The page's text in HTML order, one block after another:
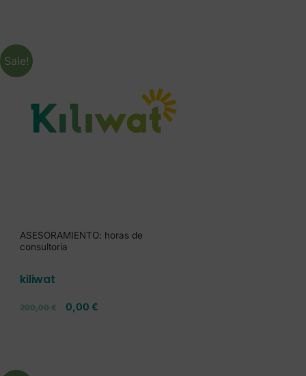
Sale!
ASESORAMIENTO: horas de
consultoría
kiliwat
200,00€ 0,00 €